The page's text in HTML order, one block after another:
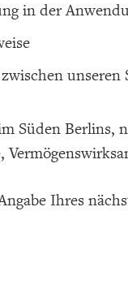
in der
unseren
Süden Berlins,
Ihres